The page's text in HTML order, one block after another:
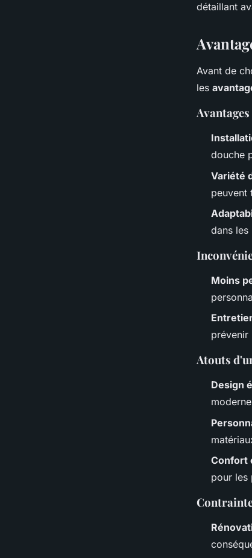
détaillant
Avant de
les
douche
Variété
peuvent
dans les
Moins
prévenir
Atouts
Design
Confort
pour les